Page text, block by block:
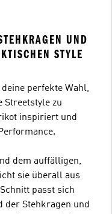
UND
STYLE I
perfekte Wahl,
zu
inspiriert und
dem auffälligen,
sie überall aus
passt sich
der Stehkragen und